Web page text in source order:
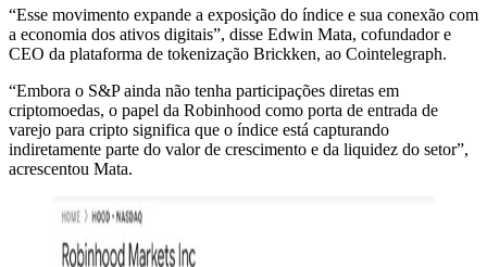
“Esse movimento expande a exposição do índice e sua conexão com
a economia dos ativos digitais”, disse Edwin Mata, cofundador e
CEO da plataforma de tokenização Brickken, ao Cointelegraph.
“Embora o S&P ainda não tenha participações diretas em
criptomoedas, o papel da Robinhood como porta de entrada de
varejo para cripto significa que o índice está capturando
indiretamente parte do valor de crescimento e da liquidez do setor”,
acrescentou Mata.